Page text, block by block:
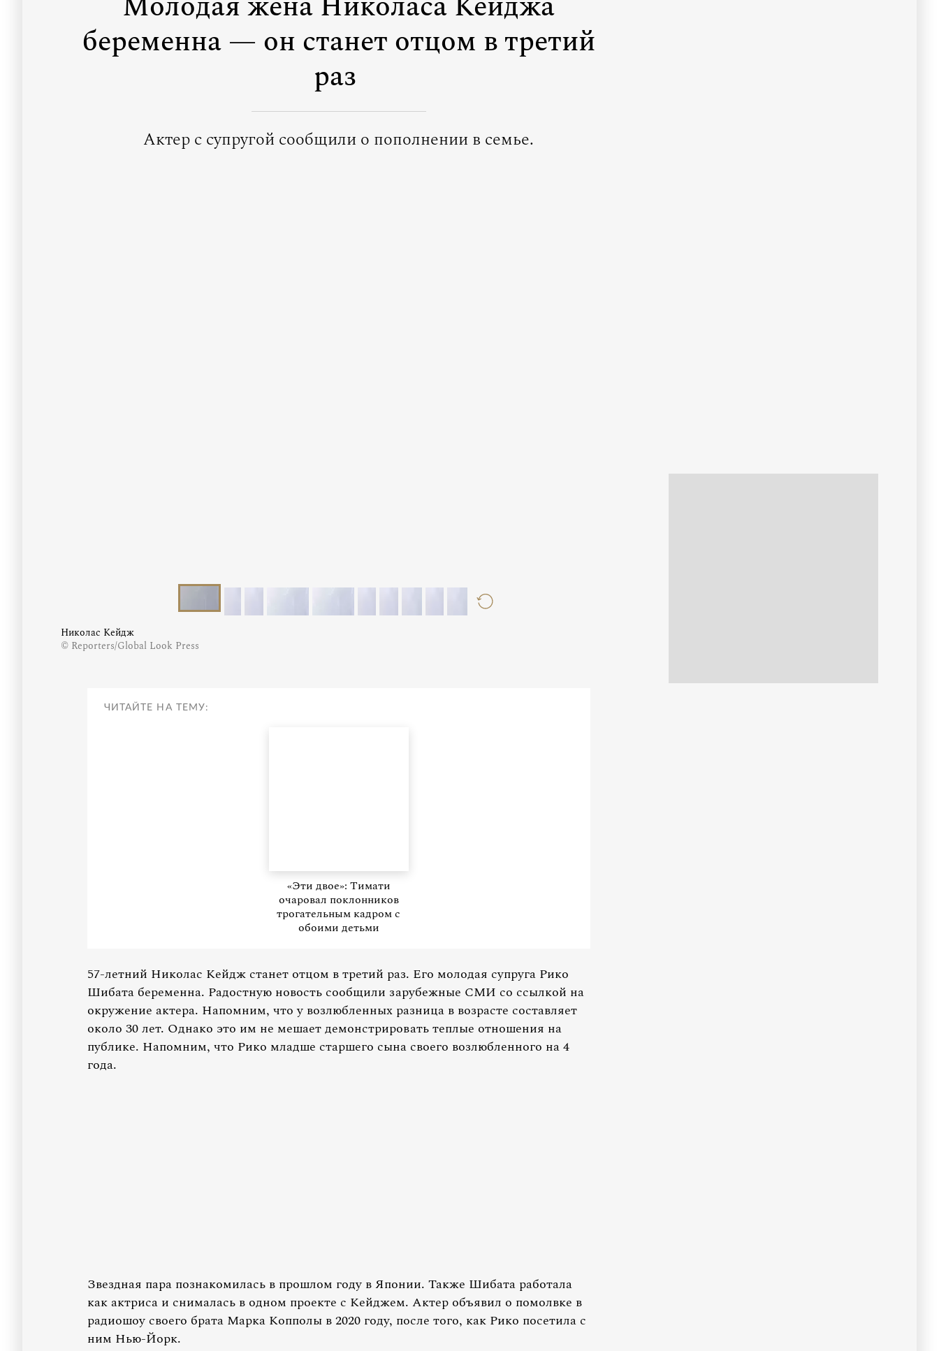
беременна — он станет отцом в третий
раз
Актер с супругой сообщили о пополнении в семье.
Николас Кейдж
© Reporters/Global Look Press
ЧИТАЙТЕ НА ТЕМУ:
«Эти двое»: Тимати
очаровал поклонников
трогательным кадром с
обоими детьми
57-летний Николас Кейдж станет отцом в третий раз. Его молодая супруга Рико
Шибата беременна. Радостную новость сообщили зарубежные СМИ со ссылкой на
окружение актера. Напомним, что у возлюбленных разница в возрасте составляет
около 30 лет. Однако это им не мешает демонстрировать теплые отношения на
публике. Напомним, что Рико младше старшего сына своего возлюбленного на 4
года.
Звездная пара познакомилась в прошлом году в Японии. Также Шибата работала
как актриса и снималась в одном проекте с Кейджем. Актер объявил о помолвке в
радиошоу своего брата Марка Копполы в 2020 году, после того, как Рико посетила с
ним Нью-Йорк.